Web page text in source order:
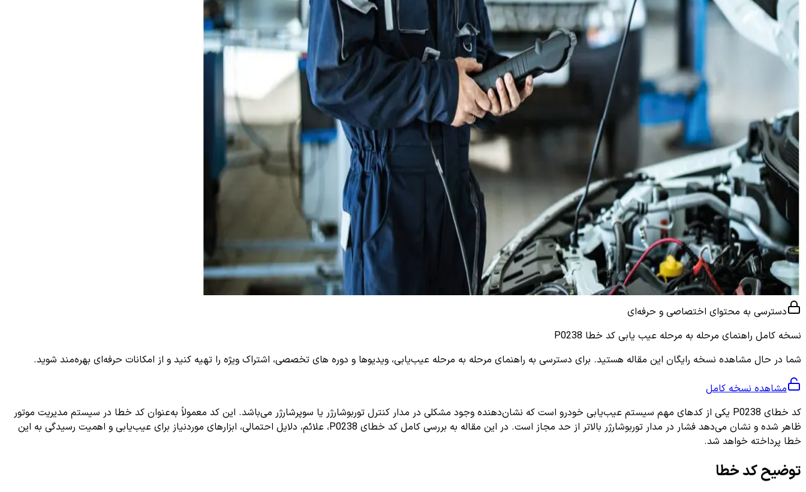
دسترسی به محتوای اختصاصی و حرفه‌ای
نسخه کامل راهنمای مرحله به مرحله عیب یابی کد خطا P0238
شما در حال مشاهده نسخه رایگان این مقاله هستید. برای دسترسی به راهنمای مرحله به مرحله عیب‌یابی، ویدیوها و دوره های تخصصی، اشتراک ویژه را تهیه کنید و از امکانات حرفه‌ای بهره‌مند شوید.
مشاهده نسخه کامل
کد خطای P0238 یکی از کدهای مهم سیستم عیب‌یابی خودرو است که نشان‌دهنده وجود مشکلی در مدار کنترل توربوشارژر یا سوپرشارژر می‌باشد. این کد معمولاً به‌عنوان کد خطا در سیستم مدیریت موتور
ظاهر شده و نشان می‌دهد فشار در مدار توربوشارژر بالاتر از حد مجاز است. در این مقاله به بررسی کامل کد خطای P0238، علائم، دلایل احتمالی، ابزارهای موردنیاز برای عیب‌یابی و اهمیت رسیدگی به این
خطا پرداخته خواهد شد.
توضیح کد خطا